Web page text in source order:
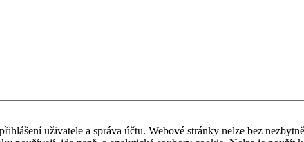
uživatele a správa účtu. Webové stránky nelze bez